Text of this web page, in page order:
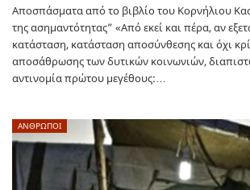
Aποσπάσματα από το βιβλίο του Κορνήλιου
της ασημαντότητας” «Από εκεί και πέρα, αν
κατάσταση, κατάσταση αποσύνθεσης και όχι
αποσάθρωσης των δυτικών κοινωνιών,
αντινομία πρώτου μεγέθους:…
ΑΝΘΡΩΠΟΙ